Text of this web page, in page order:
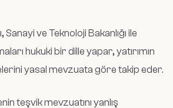
Sanayi ve Teknoloji Bakanlığı ile
hukuki bir dille yapar, yatırımın
yasal mevzuata göre takip eder.
teşvik mevzuatını yanlış